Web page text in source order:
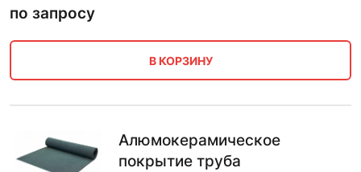
по запросу
В КОРЗИНУ
Алюмокерамическое
покрытие труба